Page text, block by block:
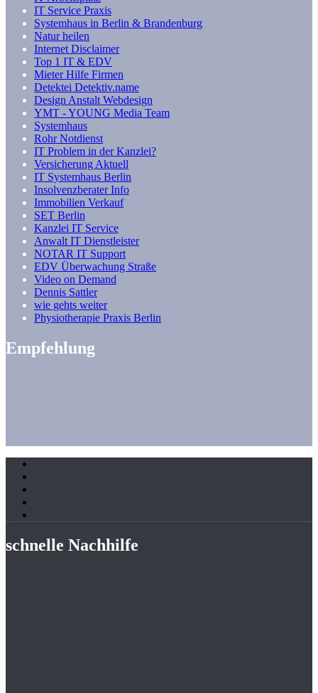
IT Service Praxis
Systemhaus in Berlin & Brandenburg
Natur heilen
Internet Disclaimer
Top 1 IT & EDV
Mieter Hilfe Firmen
Detektei Detektiv.name
Design Anstalt Webdesign
YMT - YOUNG Media Team
Systemhaus
Rohr Notdienst
IT Problem in der Kanzlei?
Versicherung Aktuell
IT Systemhaus Berlin
Insolvenzberater Info
Immobilien Verkauf
SET Berlin
Kanzlei IT Service
Anwalt IT Dienstleister
NOTAR IT Support
EDV Überwachung Straße
Video on Demand
Dennis Sattler
wie gehts weiter
Physiotherapie Praxis Berlin
Empfehlung
schnelle Nachhilfe